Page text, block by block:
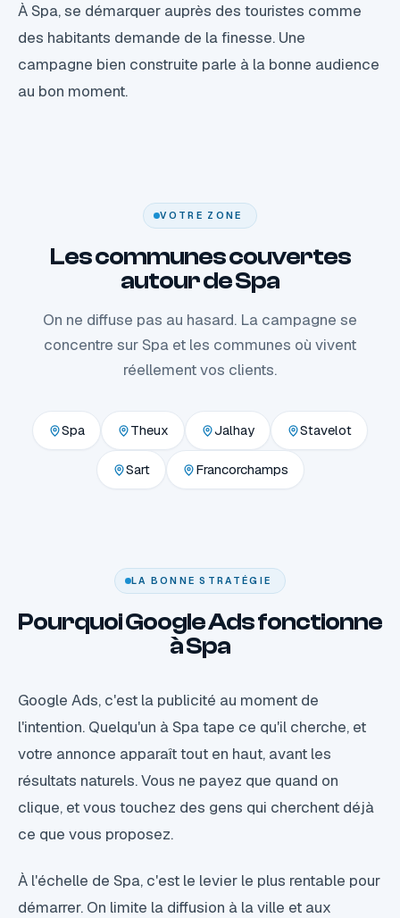
À Spa, se démarquer auprès des touristes comme
des habitants demande de la finesse. Une
campagne bien construite parle à la bonne audience
au bon moment.
VOTRE ZONE
Les communes couvertes
autour de Spa
On ne diffuse pas au hasard. La campagne se
concentre sur Spa et les communes où vivent
réellement vos clients.
Spa Theux Jalhay Stavelot
Sart Francorchamps
LA BONNE STRATÉGIE
Pourquoi Google Ads fonctionne
à Spa
Google Ads, c'est la publicité au moment de
l'intention. Quelqu'un à Spa tape ce qu'il cherche, et
votre annonce apparaît tout en haut, avant les
résultats naturels. Vous ne payez que quand on
clique, et vous touchez des gens qui cherchent déjà
ce que vous proposez.
À l'échelle de Spa, c'est le levier le plus rentable pour
démarrer. On limite la diffusion à la ville et aux